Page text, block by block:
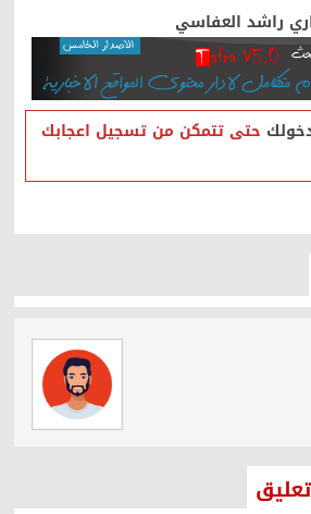
راشد العفاسي
حتى تتمكن من تسجيل اعجابك